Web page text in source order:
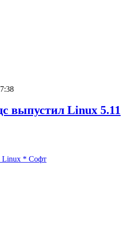
выпустил Linux 5.11
Linux * Софт